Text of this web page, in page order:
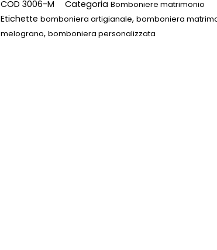
COD3006-M Categoria Bomboniere matrimonio
Etichette bomboniera artigianale,bomboniera
melograno,bomboniera personalizzata